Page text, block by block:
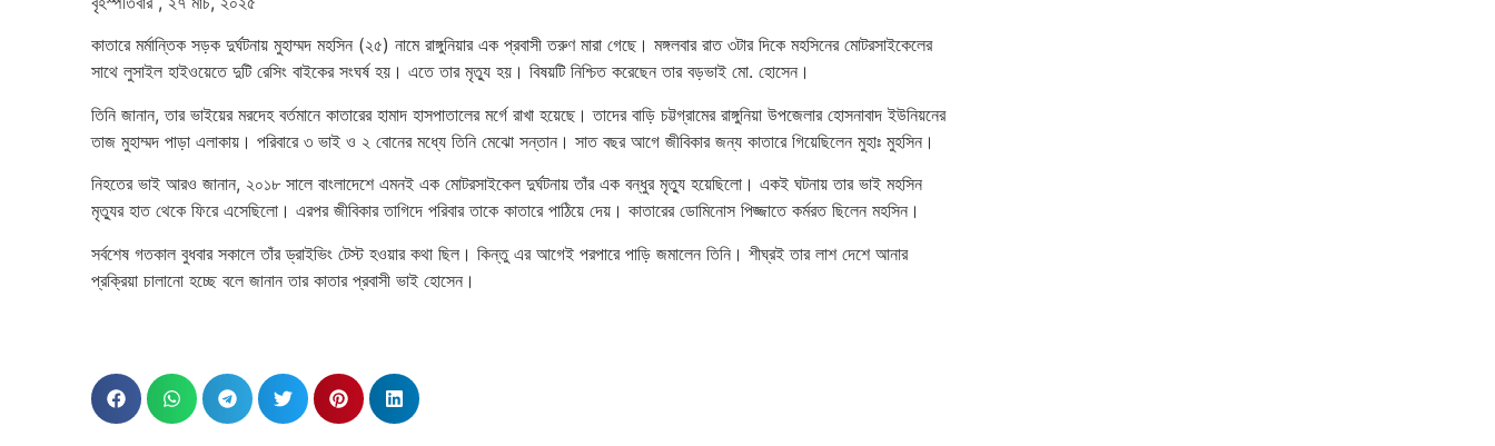
কাতারে মর্মান্তিক সড়ক দুর্ঘটনায় মুহাম্মদ মহসিন (২৫) নামে রাঙ্গুনিয়ার এক প্রবাসী তরুণ মারা গেছে। মঙ্গলবার রাত ৩টার দিকে মহসিনের মোটরসাইকেলের
সাথে লুসাইল হাইওয়েতে দুটি রেসিং বাইকের সংঘর্ষ হয়। এতে তার মৃত্যু হয়। বিষয়টি নিশ্চিত করেছেন তার বড়ভাই মো. হোসেন।
তিনি জানান, তার ভাইয়ের মরদেহ বর্তমানে কাতারের হামাদ হাসপাতালের মর্গে রাখা হয়েছে। তাদের বাড়ি চট্টগ্রামের রাঙ্গুনিয়া উপজেলার হোসনাবাদ ইউনিয়নের
তাজ মুহাম্মদ পাড়া এলাকায়। পরিবারে ৩ ভাই ও ২ বোনের মধ্যে তিনি মেঝো সন্তান। সাত বছর আগে জীবিকার জন্য কাতারে গিয়েছিলেন মুহাঃ মুহসিন।
নিহতের ভাই আরও জানান, ২০১৮ সালে বাংলাদেশে এমনই এক মোটরসাইকেল দুর্ঘটনায় তাঁর এক বন্ধুর মৃত্যু হয়েছিলো। একই ঘটনায় তার ভাই মহসিন
মৃত্যুর হাত থেকে ফিরে এসেছিলো। এরপর জীবিকার তাগিদে পরিবার তাকে কাতারে পাঠিয়ে দেয়। কাতারের ডোমিনোস পিজ্জাতে কর্মরত ছিলেন মহসিন।
সর্বশেষ গতকাল বুধবার সকালে তাঁর ড্রাইভিং টেস্ট হওয়ার কথা ছিল। কিন্তু এর আগেই পরপারে পাড়ি জমালেন তিনি। শীঘ্রই তার লাশ দেশে আনার
প্রক্রিয়া চালানো হচ্ছে বলে জানান তার কাতার প্রবাসী ভাই হোসেন।